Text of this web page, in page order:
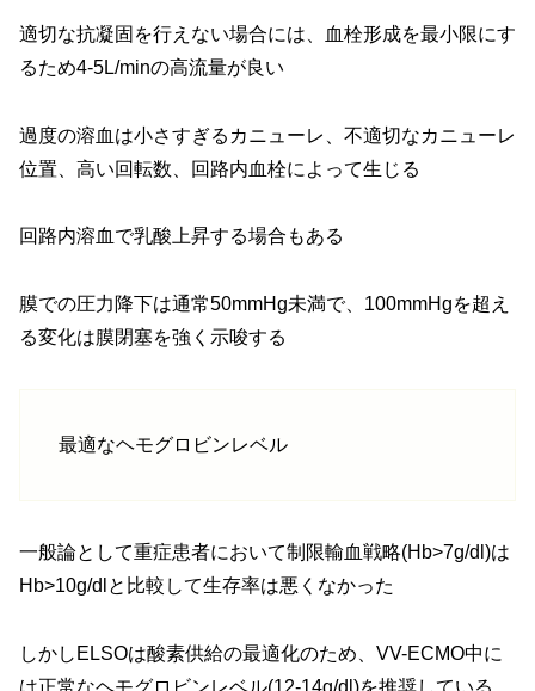
適切な抗凝固を行えない場合には、血栓形成を最小限にす
るため4-5L/minの高流量が良い
過度の溶血は小さすぎるカニューレ、不適切なカニューレ
位置、高い回転数、回路内血栓によって生じる
回路内溶血で乳酸上昇する場合もある
膜での圧力降下は通常50mmHg未満で、100mmHgを超え
る変化は膜閉塞を強く示唆する
最適なヘモグロビンレベル
一般論として重症患者において制限輸血戦略(Hb>7g/dl)は
Hb>10g/dlと比較して生存率は悪くなかった
しかしELSOは酸素供給の最適化のため、VV-ECMO中に
は正常なヘモグロビンレベル(12-14g/dl)を推奨している